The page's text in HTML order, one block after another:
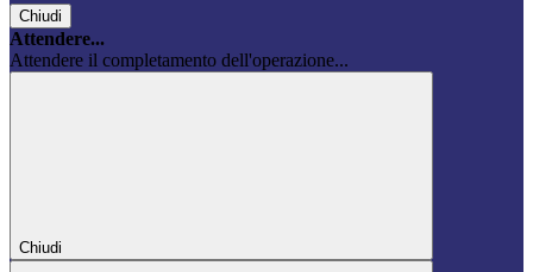
Chiudi
Attendere...
Attendere il completamento dell'operazione...
Chiudi